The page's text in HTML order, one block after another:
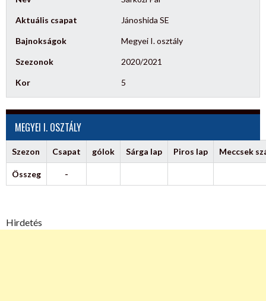
Aktuális csapat Jánoshida SE
Bajnokságok Megyei I. osztály
Szezonok 2020/2021
Kor 5
MEGYEI I. OSZTÁLY
Szezon Csapat gólok Sárga lap Piros lap Meccsek
Összeg -
Hirdetés